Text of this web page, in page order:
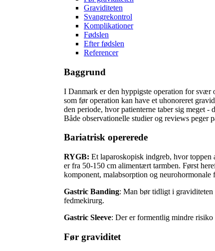
Graviditeten
Svangrekontrol
Komplikationer
Fødslen
Efter fødslen
Referencer
Baggrund
I Danmark er den hyppigste operation for svær
som før operation kan have et uhonoreret
den periode, hvor patienterne taber sig meget
Både observationelle studier og reviews
Bariatrisk opererede
RYGB: Et laparoskopisk indgreb, hvor toppen
er fra 50-150 cm alimentært tarmben. Først
komponent, malabsorption og
Gastric Banding: Man bør tidligt i graviditeten
fedmekirurg.
Gastric Sleeve: Der er formentlig mindre
Før graviditet